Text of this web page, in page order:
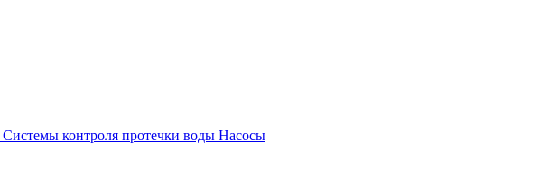
Системы контроля протечки воды Насосы